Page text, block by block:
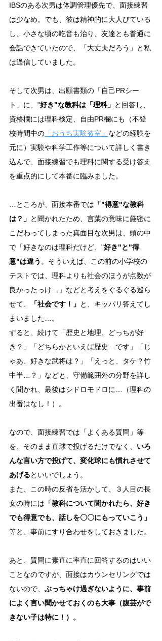
IBSのある次男は体調管理優先で、面接練習
は少なめ。でも、彼は精神的に大人びている
し、小さな頃の吃音も治り、友達とも普通に
会話できていたので、「大丈夫だろう」と私
は過信していました。
そして次男は、出願書類の「自己PRシー
ト」に、"好き"な教科は「理科」 と回答し、
資格欄には理科検定、自由PR欄にも（不登
校時間中の 「おうち実験教室」 などの経験を
元に）実験や科学工作等について詳しく書き
込んで、面接練習でも理科に関する受け答え
を重点的にして本番に臨みました。
…ところが、面接本番では 「"得意"な教科
は？」 と聞かれたため、言葉の意味に厳密に
こだわってしまった真面目な次男は、頭の中
で「好きなのは理科だけど、"好き"と"得
意"は違う 。そういえば、この前の小学校の
テストでは、理科よりも社会のほうが点数が
良かったっけ…」などと考えをぐるぐる巡ら
せて、
「社会です！」 と、キッパリ答えてし
まいました…。
すると、続けて「歴史と地理、どっちが好
き？」「どちらかといえば歴史…です」「じ
ゃあ、好きな武将は？」「えっと、タケ？竹
中半…？」などと、守備範囲外の分野を詳し
く聞かれ、最後はシドロモドロに…（理科の
出番はなし！）。
なので、面接練習では「よくある質問」等
を、そのまま直球で投げるだけでなく、 いろ
んな言い方で投げて、変化球にも慣れさせて
あげるといいでしょう。
また、この時の反省を活かして、３人目の長
女の時には 「教科について聞かれたら、好き
でも得意でも、話しを〇〇にもっていこう」
等と、事前にすり合わせをしておきました。
あと、質問に素直に率直に回答するのはいい
ことなのですが、面接はカウンセリングでは
ないので、 ぶっちゃけ過ぎないように、事前
によく言い聞かせておくのも大事（腹芸がで
きない子は特に！）。